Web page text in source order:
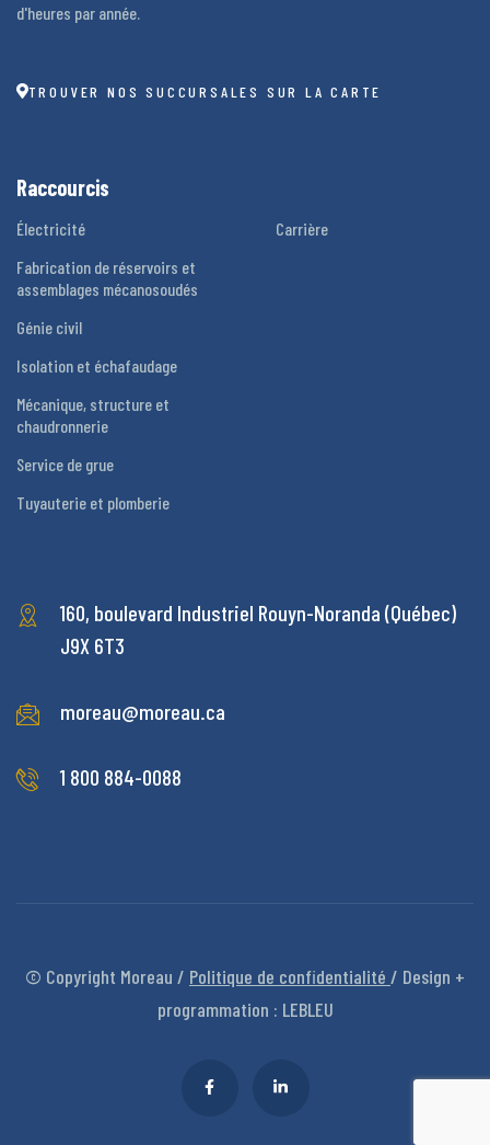
d'heures par année.
TROUVER NOS SUCCURSALES SUR LA CARTE
Raccourcis
Électricité
Fabrication de réservoirs et
assemblages mécanosoudés
Génie civil
Isolation et échafaudage
Mécanique, structure et
chaudronnerie
Service de grue
Tuyauterie et plomberie
Carrière
160, boulevard Industriel Rouyn-Noranda (Québec)
J9X 6T3
moreau@moreau.ca
1 800 884-0088
© Copyright Moreau / Politique de confidentialité / Design +
programmation : LEBLEU